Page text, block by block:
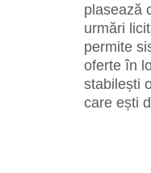
plasează
urmări
permite
oferte în
stabilești
care ești